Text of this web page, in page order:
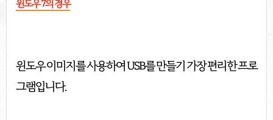
윈도우 7의 경우
윈도우 이미지를 사용하여 USB를 만들기 가장 편리한 프로
그램입니다.